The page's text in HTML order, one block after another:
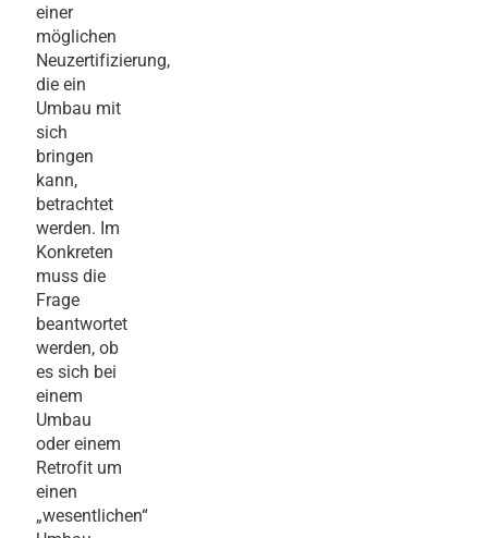
einer
möglichen
Neuzertifizierung,
die ein
Umbau mit
sich
bringen
kann,
betrachtet
werden. Im
Konkreten
muss die
Frage
beantwortet
werden, ob
es sich bei
einem
Umbau
oder einem
Retrofit um
einen
„wesentlichen“